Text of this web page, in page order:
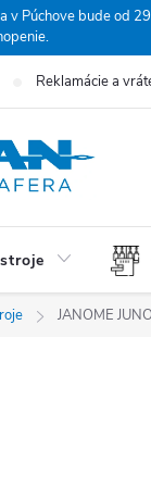
v Púchove bude od
Reklamácie a
JANOME